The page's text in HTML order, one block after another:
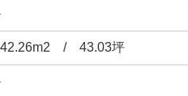
2 / 43.03坪